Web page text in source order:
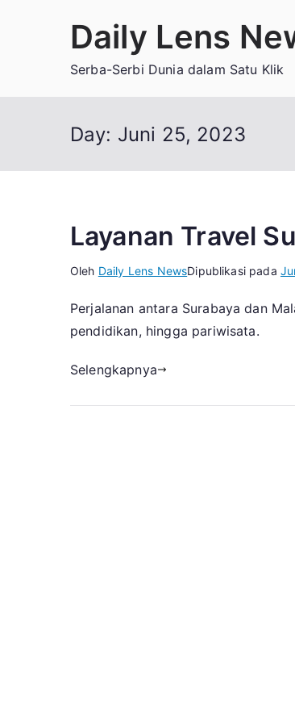
Daily Lens
Serba-Serbi Dunia dalam Satu Klik
Day: Juni 25, 2023
Layanan Travel
Oleh Daily Lens NewsDipublikasi pada
Perjalanan antara Surabaya dan
pendidikan, hingga pariwisata.
Selengkapnya